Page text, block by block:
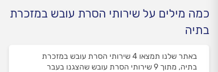
כמה מילים על שירותי הסרת עובש במזכרת
בתיה
באתר שלנו תמצאו 4 שירותי הסרת עובש במזכרת
בתיה, מתוך 9 שירותי הסרת עובש שהצגנו בעבר